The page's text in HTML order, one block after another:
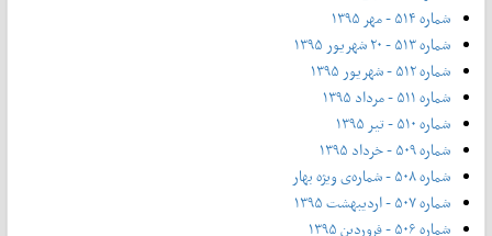
شماره ۵۱۴ - مهر ۱۳۹۵
شماره ۵۱۳ - ۲۰ شهریور ۱۳۹۵
شماره ۵۱۲ - شهریور ۱۳۹۵
شماره ۵۱۱ - مرداد ۱۳۹۵
شماره ۵۱۰ - تیر ۱۳۹۵
شماره ۵۰۹ - خرداد ۱۳۹۵
شماره ۵۰۸ - شماره‌ی ویژه بهار
شماره ۵۰۷ - اردیبهشت ۱۳۹۵
شماره ۵۰۶ - فروردین ۱۳۹۵